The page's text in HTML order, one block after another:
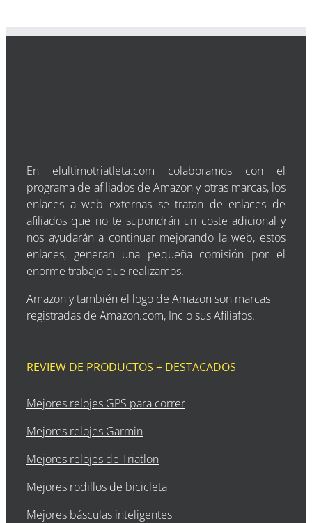
En elultimotriatleta.com colaboramos con el
programa de afiliados de Amazon y otras marcas, los
enlaces a web externas se tratan de enlaces de
afiliados que no te supondrán un coste adicional y
nos ayudarán a continuar mejorando la web, estos
enlaces, generan una pequeña comisión por el
enorme trabajo que realizamos.
Amazon y también el logo de Amazon son marcas
registradas de Amazon.com, Inc o sus Afiliafos.
REVIEW DE PRODUCTOS + DESTACADOS
Mejores relojes GPS para correr
Mejores relojes Garmin
Mejores relojes de Triatlon
Mejores rodillos de bicicleta
Mejores básculas inteligentes